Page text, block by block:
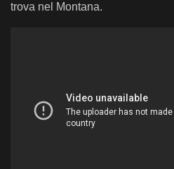
trova nel Montana.